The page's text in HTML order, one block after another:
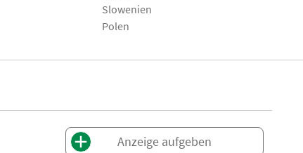
Slowenien
Polen
Anzeige aufgeben